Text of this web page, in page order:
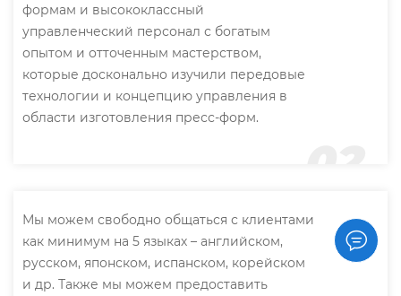
формам и высококлассный
управленческий персонал с богатым
опытом и отточенным мастерством,
которые досконально изучили передовые
технологии и концепцию управления в
области изготовления пресс-форм.
Мы можем свободно общаться с клиентами
как минимум на 5 языках – английском,
русском, японском, испанском, корейском
и др. Также мы можем предоставить